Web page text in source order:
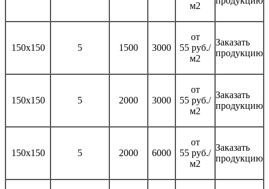
м2
150х150 5 1500 3000
от
55 руб./
м2
Заказать
продукцию
150х150 5 2000 3000
от
55 руб./
м2
Заказать
продукцию
150х150 5 2000 6000
от
55 руб./
м2
Заказать
продукцию